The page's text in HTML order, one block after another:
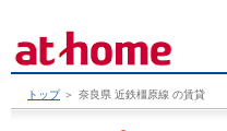
トップ ＞ 奈良県 近鉄橿原線 の賃貸